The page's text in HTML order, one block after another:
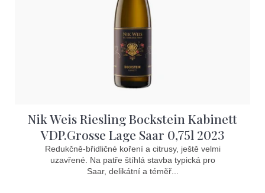
Nik Weis Riesling Bockstein Kabinett
VDP.Grosse Lage Saar 0,75l 2023
Redukčně-břidličné koření a citrusy, ještě velmi
uzavřené. Na patře štíhlá stavba typická pro
Saar, delikátní a téměř...